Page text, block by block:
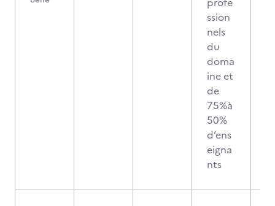
ssion
nels
du
doma
ine et
de
75%à
50%
d’ens
eigna
nts